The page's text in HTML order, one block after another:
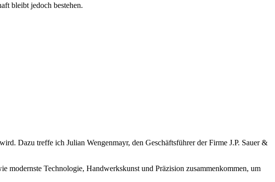
bleibt jedoch bestehen.
Dazu treffe ich Julian Wengenmayr, den Geschäftsführer der Firme J.P. Sauer &
modernste Technologie, Handwerkskunst und Präzision zusammenkommen, um